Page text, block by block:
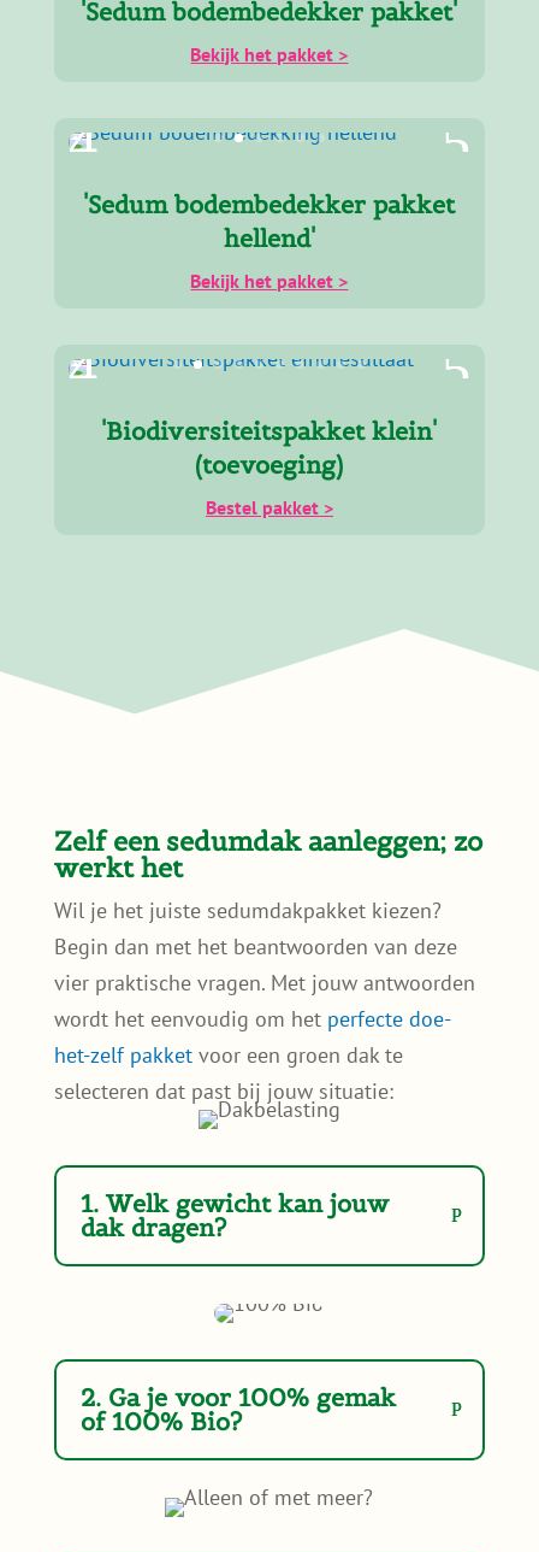
'Sedum bodembedekker pakket'
Bekijk het pakket >
'Sedum bodembedekker pakket
hellend'
Bekijk het pakket >
'Biodiversiteitspakket klein'
(toevoeging)
Bestel pakket >
Zelf een sedumdak aanleggen; zo
werkt het
Wil je het juiste sedumdakpakket kiezen?
Begin dan met het beantwoorden van deze
vier praktische vragen. Met jouw antwoorden
wordt het eenvoudig om het perfecte doe-
het-zelf pakketvoor een groen dak te
selecteren dat past bij jouw situatie:
1. Welk gewicht kan jouw
dak dragen?
2. Ga je voor 100% gemak
of 100% Bio?